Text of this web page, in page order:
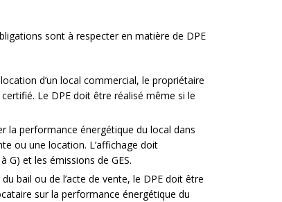
sont à respecter en matière de DPE
d’un local commercial, le propriétaire
Le DPE doit être réalisé même si le
la performance énergétique du local dans
ou une location. L’affichage doit
G) et les émissions de GES.
bail ou de l’acte de vente, le DPE doit être
sur la performance énergétique du